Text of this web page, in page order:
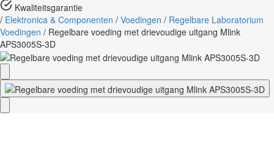
Kwaliteitsgarantie
/ Elektronica & Componenten / Voedingen / Regelbare Laboratorium
Voedingen / Regelbare voeding met drievoudige uitgang Mlink
APS3005S-3D